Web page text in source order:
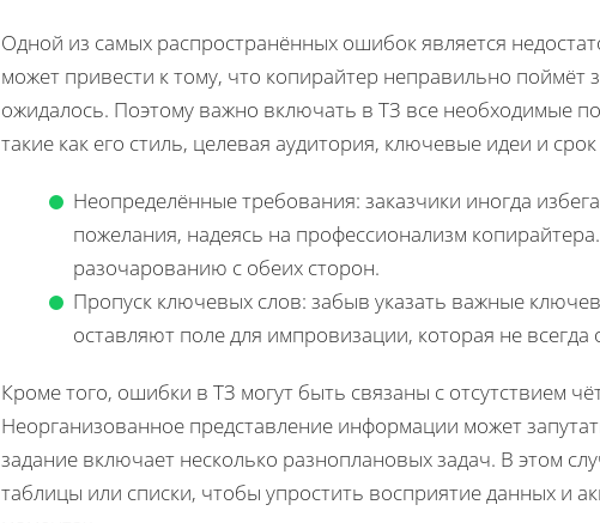
Одной из самых распространённых ошибок является
может привести к тому, что копирайтер неправильно поймёт
ожидалось. Поэтому важно включать в ТЗ все необходимые
такие как его стиль, целевая аудитория, ключевые идеи и
Неопределённые требования: заказчики иногда
пожелания, надеясь на профессионализм
разочарованию с обеих сторон.
Пропуск ключевых слов: забыв указать важные
оставляют поле для импровизации, которая не всегда
Кроме того, ошибки в ТЗ могут быть связаны с отсутствием
Неорганизованное представление информации может
задание включает несколько разноплановых задач. В этом
таблицы или списки, чтобы упростить восприятие данных и